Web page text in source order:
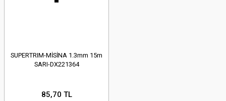
SUPERTRIM-MİSİNA 1.3mm 15m
SARI-DX221364
85,70 TL